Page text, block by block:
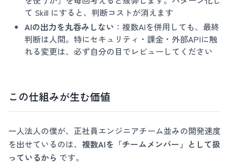
て Skill にすると、判断コストが消えます
AIの出力を丸呑みしない ：複数AIを併用しても、最終
判断は人間。特にセキュリティ・課金・外部APIに触
れる変更は、必ず自分の目でレビューしてください
この仕組みが生む価値
一人法人の僕が、正社員エンジニアチーム並みの開発速度
を出せているのは、 複数AIを「チームメンバー」として扱
っているから です。